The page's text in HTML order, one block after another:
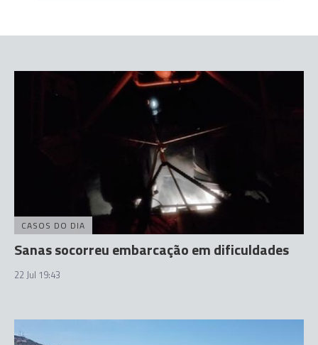
CASOS DO DIA
Sanas socorreu embarcação em dificuldades
22 Jul 19:43